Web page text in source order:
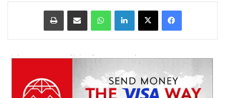
فيسبوك‫X لينكدإنواتساب مشاركة عبر البريد طباعة